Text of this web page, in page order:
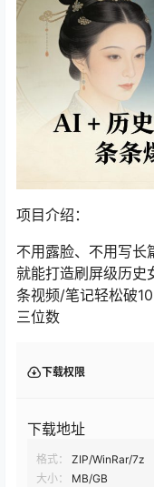
项目介绍：
不用露脸、不用写长
就能打造刷屏级历史
条视频/笔记轻松破
三位数
下载权限
下载地址
格式：
ZIP/WinRar/7z
大小：
MB/GB